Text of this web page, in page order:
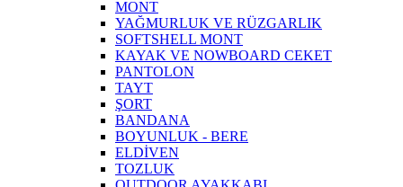
MONT
YAĞMURLUK VE RÜZGARLIK
SOFTSHELL MONT
KAYAK VE NOWBOARD CEKET
PANTOLON
TAYT
ŞORT
BANDANA
BOYUNLUK - BERE
ELDİVEN
TOZLUK